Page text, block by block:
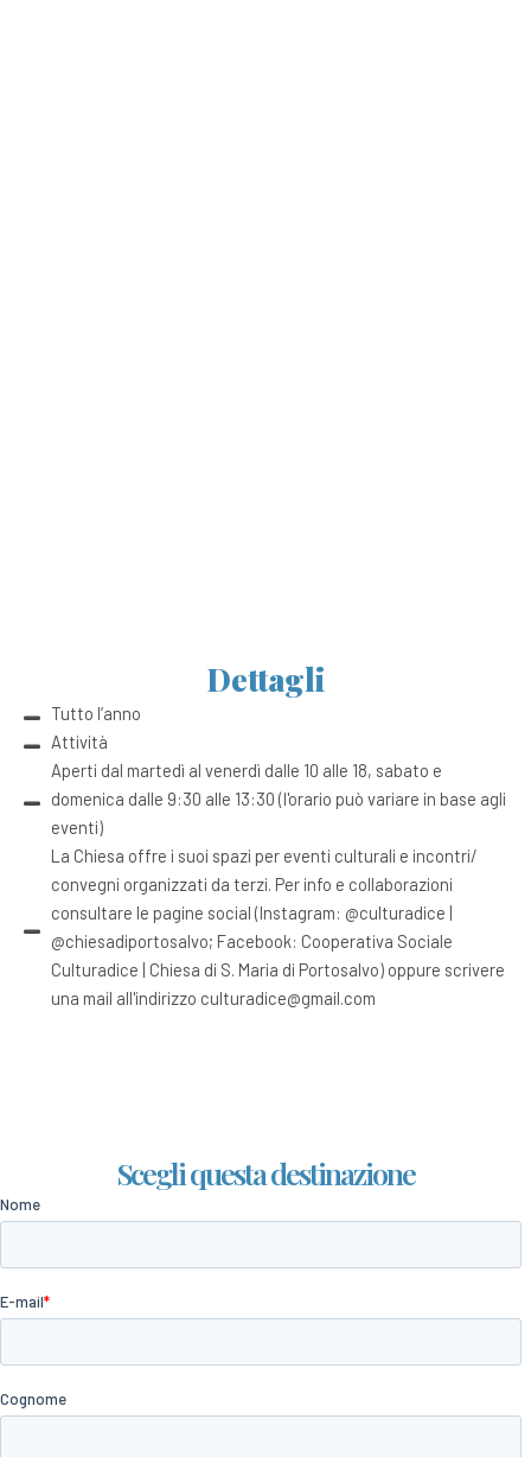
Dettagli
Tutto l’anno
Attività
Aperti dal martedì al venerdì dalle 10 alle 18, sabato e
domenica dalle 9:30 alle 13:30 (l'orario può variare in base agli
eventi)
La Chiesa offre i suoi spazi per eventi culturali e incontri/
convegni organizzati da terzi. Per info e collaborazioni
consultare le pagine social (Instagram: @culturadice |
@chiesadiportosalvo; Facebook: Cooperativa Sociale
Culturadice | Chiesa di S. Maria di Portosalvo) oppure scrivere
una mail all'indirizzo culturadice@gmail.com
Scegli questa destinazione